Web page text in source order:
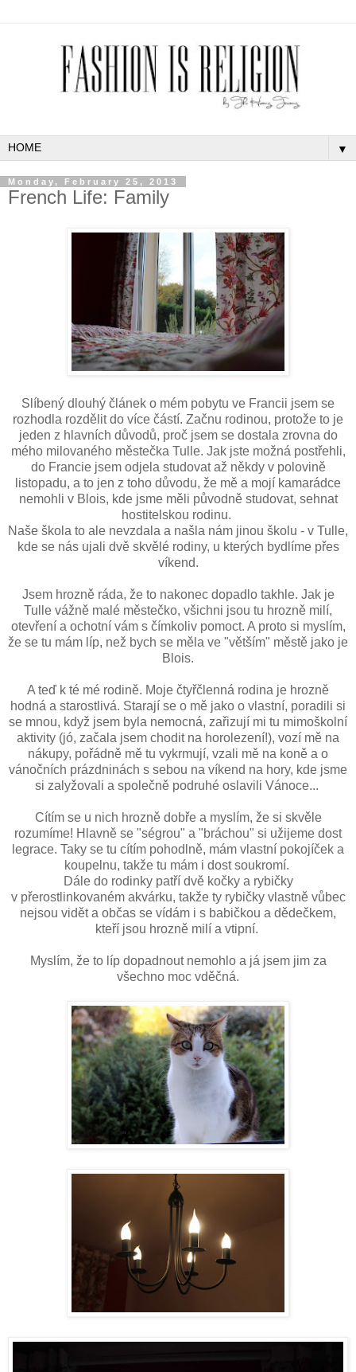
▼
Monday, February 25, 2013
French Life: Family
Slíbený dlouhý článek o mém pobytu ve Francii jsem se
rozhodla rozdělit do více částí. Začnu rodinou, protože to je
jeden z hlavních důvodů, proč jsem se dostala zrovna do
mého milovaného městečka Tulle. Jak jste možná postřehli,
do Francie jsem odjela studovat až někdy v polovině
listopadu, a to jen z toho důvodu, že mě a mojí kamarádce
nemohli v Blois, kde jsme měli původně studovat, sehnat
hostitelskou rodinu.
Naše škola to ale nevzdala a našla nám jinou školu - v Tulle,
kde se nás ujali dvě skvělé rodiny, u kterých bydlíme přes
víkend.
Jsem hrozně ráda, že to nakonec dopadlo takhle. Jak je
Tulle vážně malé městečko, všichni jsou tu hrozně milí,
otevření a ochotní vám s čímkoliv pomoct. A proto si myslím,
že se tu mám líp, než bych se měla ve "větším" městě jako je
Blois.
A teď k té mé rodině. Moje čtyřčlenná rodina je hrozně
hodná a starostlivá. Starají se o mě jako o vlastní, poradili si
se mnou, když jsem byla nemocná, zařizují mi tu mimoškolní
aktivity (jó, začala jsem chodit na horolezení!), vozí mě na
nákupy, pořádně mě tu vykrmují, vzali mě na koně a o
vánočních prázdninách s sebou na víkend na hory, kde jsme
si zalyžovali a společně podruhé oslavili Vánoce...
Cítím se u nich hrozně dobře a myslím, že si skvěle
rozumíme! Hlavně se "ségrou" a "bráchou" si užijeme dost
legrace. Taky se tu cítím pohodlně, mám vlastní pokojíček a
koupelnu, takže tu mám i dost soukromí.
Dále do rodinky patří dvě kočky a rybičky
v přerostlinkovaném akvárku, takže ty rybičky vlastně vůbec
nejsou viděta občas se vídám i s babičkou a dědečkem,
kteří jsou hrozně milí a vtipní.
Myslím, že to líp dopadnout nemohlo a já jsem jim za
všechno moc vděčná.